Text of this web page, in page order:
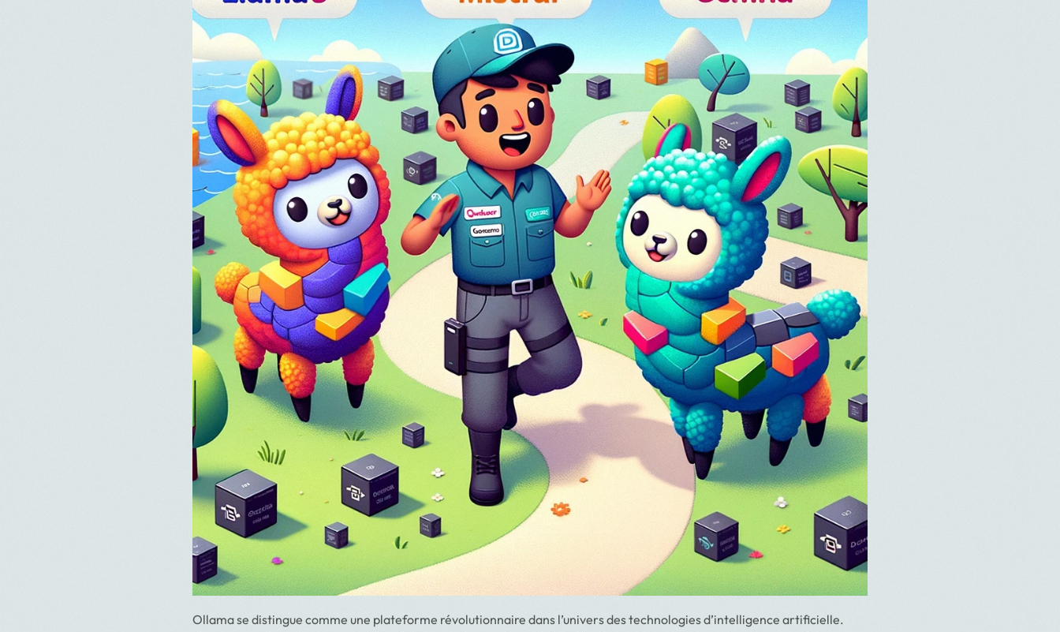
Ollama se distingue comme une plateforme révolutionnaire dans l’univers des technologies d’intelligence artificielle.